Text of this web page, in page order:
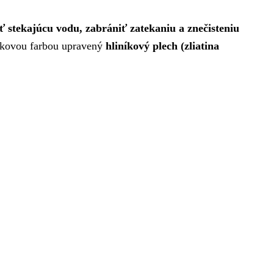
stekajúcu vodu, zabrániť zatekaniu a znečisteniu
farbou upravený hliníkový plech (zliatina